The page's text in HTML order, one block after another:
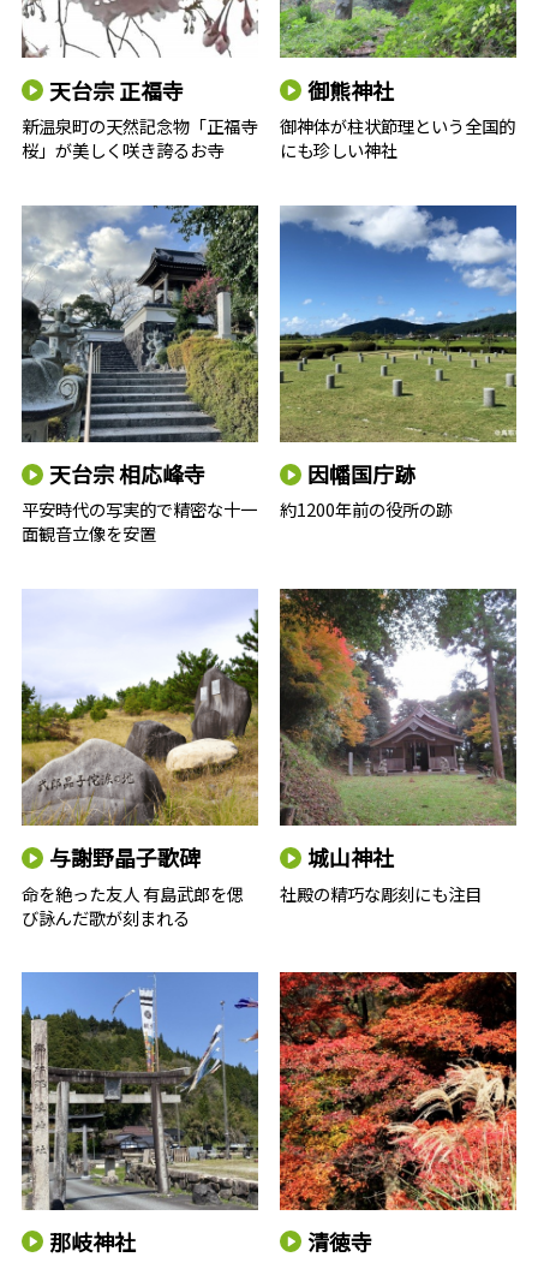
天台宗 正福寺
新温泉町の天然記念物「正福寺
桜」が美しく咲き誇るお寺
御熊神社
御神体が柱状節理という全国的
にも珍しい神社
天台宗 相応峰寺
平安時代の写実的で精密な十一
面観音立像を安置
因幡国庁跡
約1200年前の役所の跡
与謝野晶子歌碑
命を絶った友人 有島武郎を偲
び詠んだ歌が刻まれる
城山神社
社殿の精巧な彫刻にも注目
那岐神社 清徳寺